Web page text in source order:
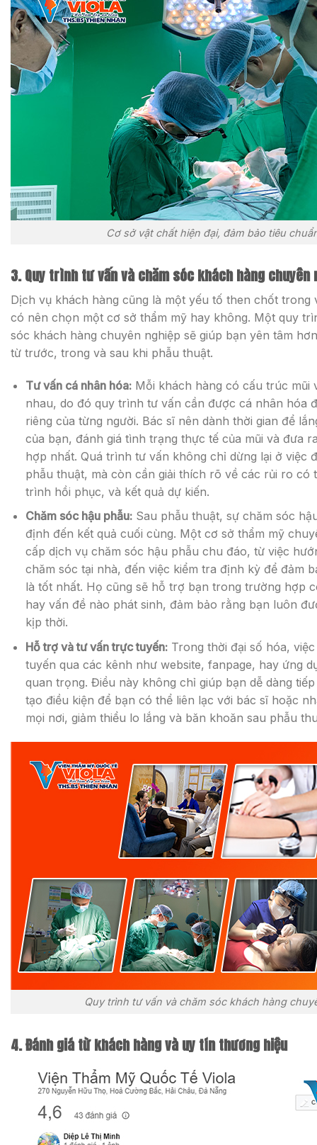
Cơ sở vật chất hiện đại, đảm bảo tiêu
3. Quy trình tư vấn và chăm sóc khách hàng chuyên
Dịch vụ khách hàng cũng là một yếu tố then chốt trong
có nên chọn một cơ sở thẩm mỹ hay không. Một quy
sóc khách hàng chuyên nghiệp sẽ giúp bạn yên tâm
từ trước, trong và sau khi phẫu thuật.
Tư vấn cá nhân hóa:Mỗi khách hàng có cấu trúc mũi
nhau, do đó quy trình tư vấn cần được cá nhân hóa
riêng của từng người. Bác sĩ nên dành thời gian để
của bạn, đánh giá tình trạng thực tế của mũi và đưa
hợp nhất. Quá trình tư vấn không chỉ dừng lại ở việc
phẫu thuật, mà còn cần giải thích rõ về các rủi ro có
trình hồi phục, và kết quả dự kiến.
Chăm sóc hậu phẫu:Sau phẫu thuật, sự chăm sóc
định đến kết quả cuối cùng. Một cơ sở thẩm mỹ
cấp dịch vụ chăm sóc hậu phẫu chu đáo, từ việc
chăm sóc tại nhà, đến việc kiểm tra định kỳ để đảm
là tốt nhất. Họ cũng sẽ hỗ trợ bạn trong trường hợp
hay vấn đề nào phát sinh, đảm bảo rằng bạn luôn
kịp thời.
Hỗ trợ và tư vấn trực tuyến:Trong thời đại số hóa,
tuyến qua các kênh như website, fanpage, hay ứng
quan trọng. Điều này không chỉ giúp bạn dễ dàng
tạo điều kiện để bạn có thể liên lạc với bác sĩ hoặc
mọi nơi, giảm thiểu lo lắng và băn khoăn sau phẫu
Quy trình tư vấn và chăm sóc khách hàng
4. Đánh giá từ khách hàng và uy tín thương hiệu